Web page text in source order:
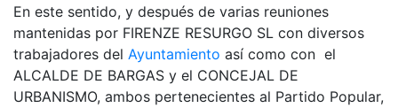
En este sentido, y después de varias reuniones
mantenidas por FIRENZE RESURGO SL con diversos
trabajadores del Ayuntamiento así como con el
ALCALDE DE BARGAS y el CONCEJAL DE
URBANISMO, ambos pertenecientes al Partido Popular,